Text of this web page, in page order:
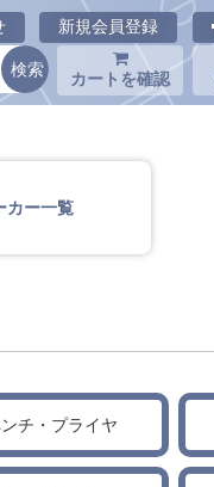
新規会員登録
カートを確認
カー一覧
チ・プライヤ